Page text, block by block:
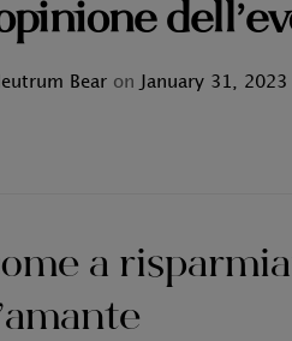
Bear on January 31, 2023
a